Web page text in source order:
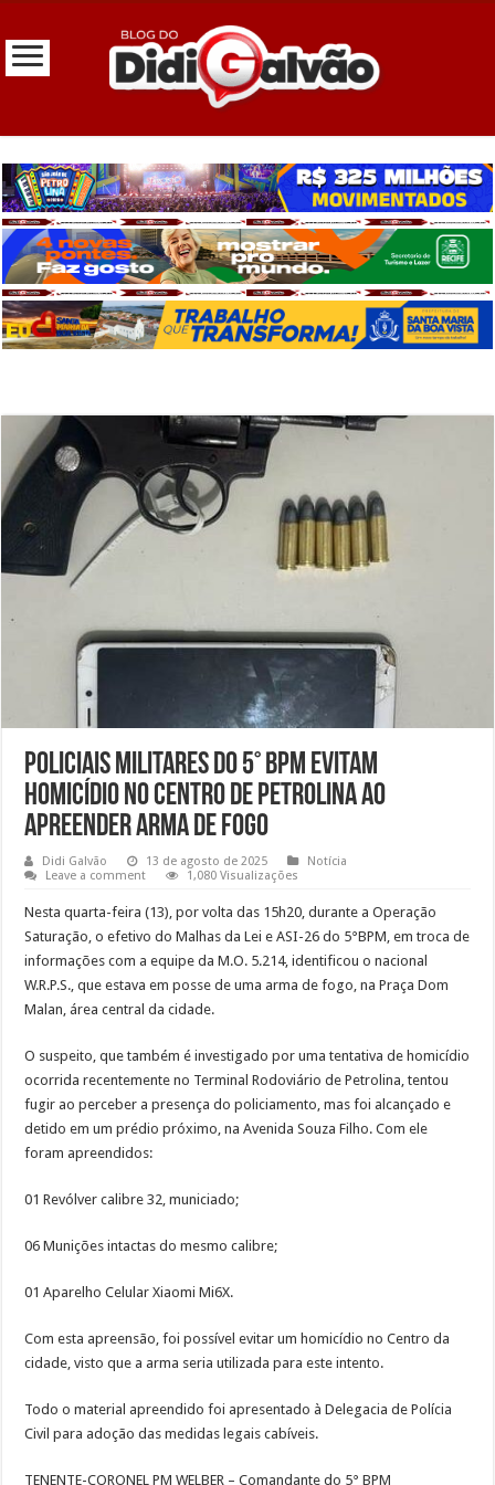
Policiais Militares do 5° BPM evitam
homicídio no centro de Petrolina ao
apreender arma de fogo
Didi Galvão 13 de agosto de 2025
Notícia
Leave a comment
1,080 Visualizações
Nesta quarta-feira (13), por volta das 15h20, durante a Operação
Saturação, o efetivo do Malhas da Lei e ASI-26 do 5°BPM, em troca de
informações com a equipe da M.O. 5.214, identificou o nacional
W.R.P.S., que estava em posse de uma arma de fogo, na Praça Dom
Malan, área central da cidade.
O suspeito, que também é investigado por uma tentativa de homicídio
ocorrida recentemente no Terminal Rodoviário de Petrolina, tentou
fugir ao perceber a presença do policiamento, mas foi alcançado e
detido em um prédio próximo, na Avenida Souza Filho. Com ele
foram apreendidos:
01 Revólver calibre 32, municiado;
06 Munições intactas do mesmo calibre;
01 Aparelho Celular Xiaomi Mi6X.
Com esta apreensão, foi possível evitar um homicídio no Centro da
cidade, visto que a arma seria utilizada para este intento.
Todo o material apreendido foi apresentado à Delegacia de Polícia
Civil para adoção das medidas legais cabíveis.
TENENTE-CORONEL PM WELBER – Comandante do 5° BPM